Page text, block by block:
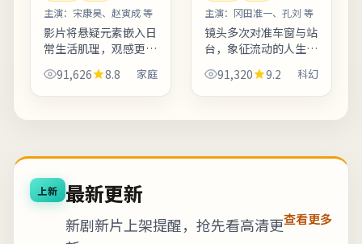
主演： 宋康昊、赵寅成 等
影片将悬疑元素嵌入日
常生活肌理，观感更接
近「都市寓言」。台词
较少堆砌口号，更多用
91,626 8.8 家庭
主演： 冈田准一、孔刘 等
镜头多次对准车窗与站
台，象征流动的人生与
暂停的决心。影片引用
多处民俗与节庆意象，
91,320 9.2 科幻
上新 最新更新
新剧新片上架提醒，抢先看高清更查看更多